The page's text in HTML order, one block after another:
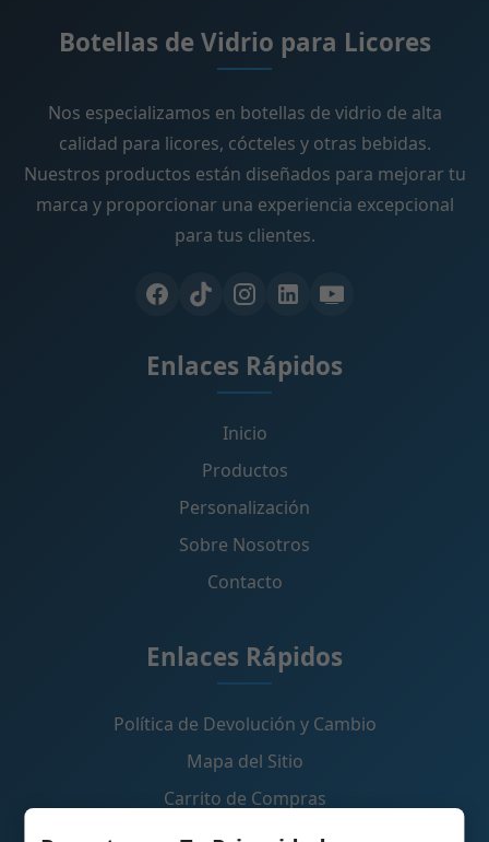
Botellas de Vidrio para Licores
Nos especializamos en botellas de vidrio de alta
calidad para licores, cócteles y otras bebidas.
Nuestros productos están diseñados para mejorar tu
marca y proporcionar una experiencia excepcional
para tus clientes.
Enlaces Rápidos
Inicio
Productos
Personalización
Sobre Nosotros
Contacto
Enlaces Rápidos
Política de Devolución y Cambio
Mapa del Sitio
Carrito de Compras